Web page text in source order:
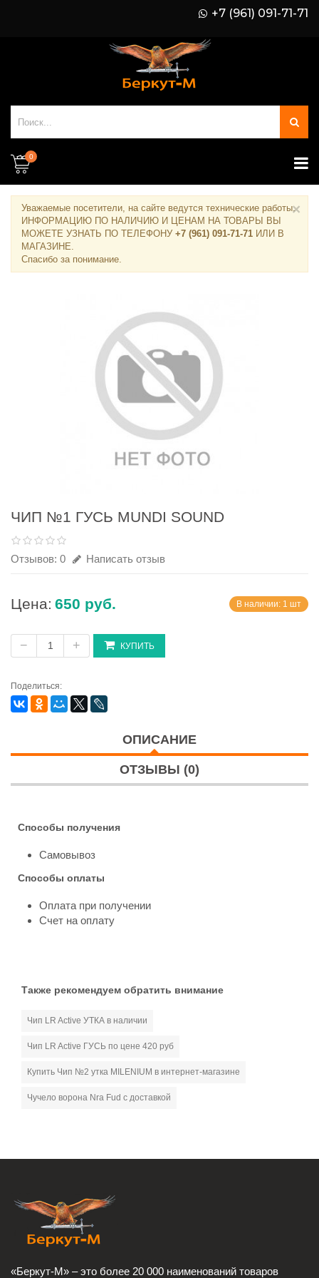
+7 (961) 091-71-71
0
Уважаемые посетители, на сайте ведутся технические работы.
ИНФОРМАЦИЮ ПО НАЛИЧИЮ И ЦЕНАМ НА ТОВАРЫ ВЫ
МОЖЕТЕ УЗНАТЬ ПО ТЕЛЕФОНУ +7 (961) 091-71-71 ИЛИ В
МАГАЗИНЕ.
Спасибо за понимание.
×
ЧИП №1 ГУСЬ MUNDI SOUND
Отзывов: 0 Написать отзыв
Цена: 650 руб. В наличии: 1 шт
− + КУПИТЬ
Поделиться:
ОПИСАНИЕ
ОТЗЫВЫ (0)
Способы получения
Самовывоз
Способы оплаты
Оплата при получении
Счет на оплату
Также рекомендуем обратить внимание
Чип LR Active УТКА в наличии
Чип LR Active ГУСЬ по цене 420 руб
Купить Чип №2 утка MILENIUM в интернет-магазине
Чучело ворона Nra Fud с доставкой
«Беркут-М» – это более 20 000 наименований товаров